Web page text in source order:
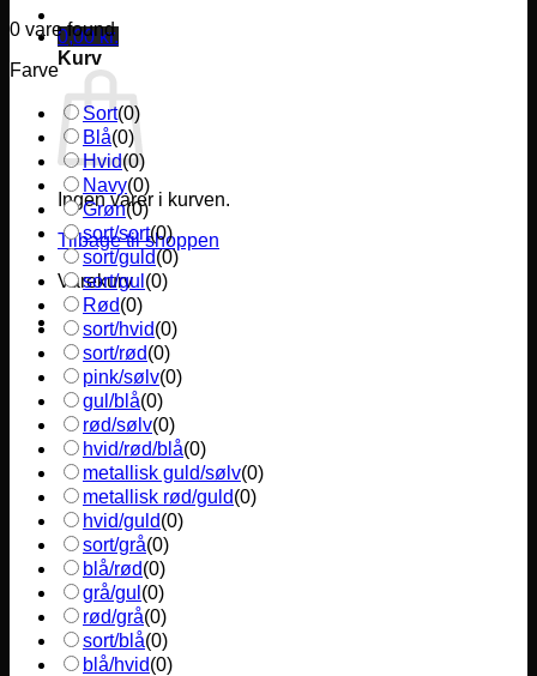
0,00 kr.
Kurv
Ingen varer i kurven.
Tilbage til shoppen
Varekurv
0 vare found
Farve
Sort(0)
Blå(0)
Hvid(0)
Navy(0)
Grøn(0)
sort/sort(0)
sort/guld(0)
sort/gul (0)
Rød(0)
sort/hvid(0)
sort/rød(0)
pink/sølv(0)
gul/blå(0)
rød/sølv(0)
hvid/rød/blå(0)
metallisk guld/sølv(0)
metallisk rød/guld(0)
hvid/guld(0)
sort/grå(0)
blå/rød(0)
grå/gul (0)
rød/grå(0)
sort/blå(0)
blå/hvid(0)